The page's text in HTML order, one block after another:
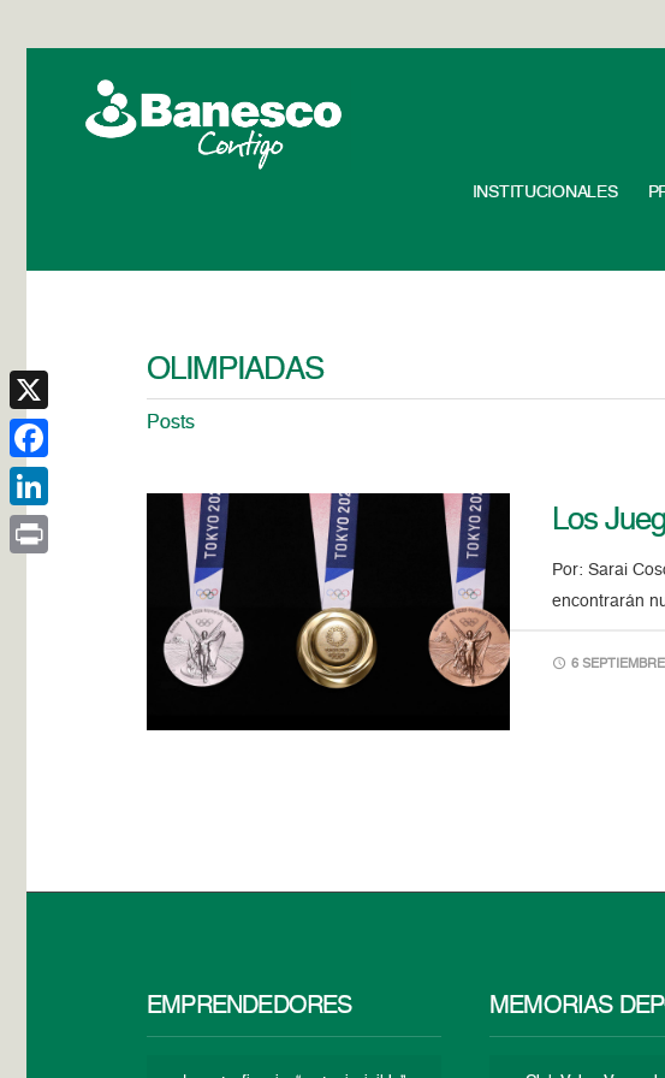
INSTITUCIONALES
OLIMPIADAS
Posts
Los
Por: Sarai
encontrarán
6
EMPRENDEDORES MEMORIAS
X
Facebook
LinkedIn